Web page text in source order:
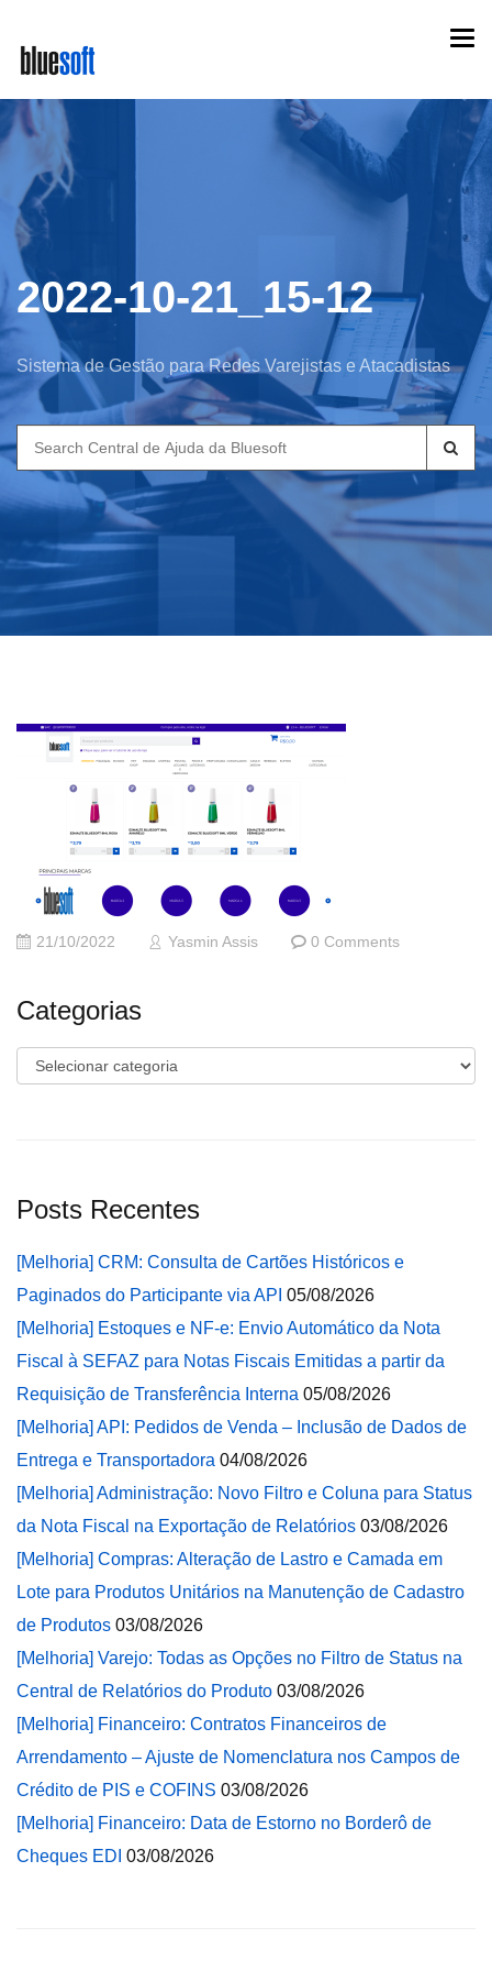
main
content
2022-10-21_15-12
Sistema de Gestão para Redes Varejistas e Atacadistas
Search
for:
21/10/2022 Yasmin Assis 0 Comments
Categorias
Categorias
Posts Recentes
[Melhoria] CRM: Consulta de Cartões Históricos e
Paginados do Participante via API 05/08/2026
[Melhoria] Estoques e NF-e: Envio Automático da Nota
Fiscal à SEFAZ para Notas Fiscais Emitidas a partir da
Requisição de Transferência Interna 05/08/2026
[Melhoria] API: Pedidos de Venda – Inclusão de Dados de
Entrega e Transportadora 04/08/2026
[Melhoria] Administração: Novo Filtro e Coluna para Status
da Nota Fiscal na Exportação de Relatórios 03/08/2026
[Melhoria] Compras: Alteração de Lastro e Camada em
Lote para Produtos Unitários na Manutenção de Cadastro
de Produtos 03/08/2026
[Melhoria] Varejo: Todas as Opções no Filtro de Status na
Central de Relatórios do Produto 03/08/2026
[Melhoria] Financeiro: Contratos Financeiros de
Arrendamento – Ajuste de Nomenclatura nos Campos de
Crédito de PIS e COFINS 03/08/2026
[Melhoria] Financeiro: Data de Estorno no Borderô de
Cheques EDI 03/08/2026